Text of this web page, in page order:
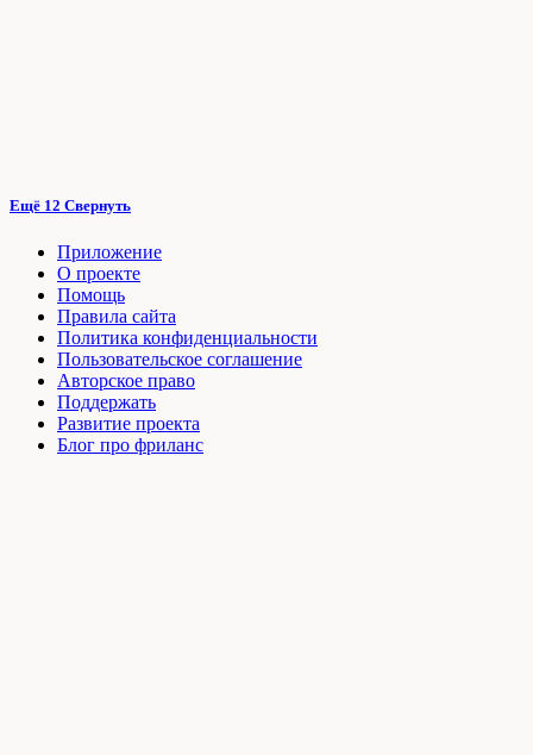
Ещё 12 Свернуть
Приложение
О проекте
Помощь
Правила сайта
Политика конфиденциальности
Пользовательское соглашение
Авторское право
Поддержать
Развитие проекта
Блог про фриланс